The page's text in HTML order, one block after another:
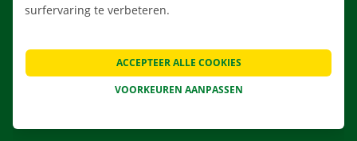
CONTACTEER ONS
surfervaring te verbeteren.
VOORKEUREN AANPASSEN
ACCEPTEER ALLE COOKIES